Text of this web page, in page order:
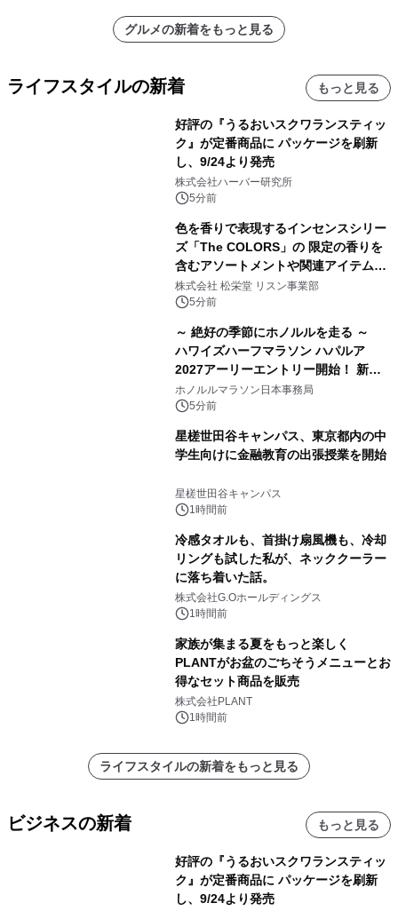
グルメの新着をもっと見る
ライフスタイルの新着 もっと見る
好評の『うるおいスクワランスティッ
ク』が定番商品に パッケージを刷新
し、9/24より発売
株式会社ハーバー研究所
5分前
色を香りで表現するインセンスシリー
ズ「The COLORS」の 限定の香りを
含むアソートメントや関連アイテムを
8月6日発売
株式会社 松栄堂 リスン事業部
5分前
～ 絶好の季節にホノルルを走る ～
ハワイズハーフマラソン ハパルア
2027アーリーエントリー開始！ 新カ
テゴリー「ハパルアIKI(イキ)」(約
13.4km)が登場
ホノルルマラソン日本事務局
5分前
星槎世田谷キャンパス、東京都内の中
学生向けに金融教育の出張授業を開始
星槎世田谷キャンパス
1時間前
冷感タオルも、首掛け扇風機も、冷却
リングも試した私が、ネッククーラー
に落ち着いた話。
株式会社G.Oホールディングス
1時間前
家族が集まる夏をもっと楽しく
PLANTがお盆のごちそうメニューとお
得なセット商品を販売
株式会社PLANT
1時間前
ライフスタイルの新着をもっと見る
ビジネスの新着 もっと見る
好評の『うるおいスクワランスティッ
ク』が定番商品に パッケージを刷新
し、9/24より発売